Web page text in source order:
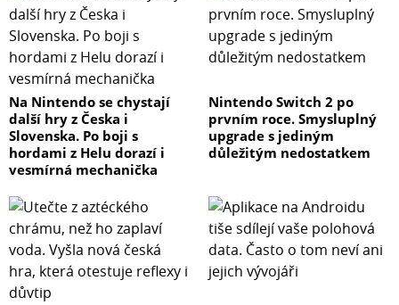
Na Nintendo se chystají
další hry z Česka i
Slovenska. Po boji s
hordami z Helu dorazí i
vesmírná mechanička
Nintendo Switch 2 po
prvním roce. Smysluplný
upgrade s jediným
důležitým nedostatkem